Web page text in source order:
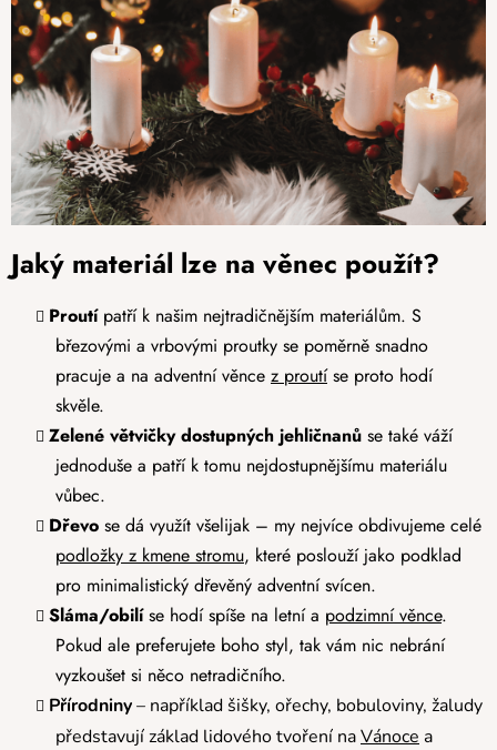
Jaký materiál lze na věnec použít?
Proutípatří k našim nejtradičnějším materiálům. S
březovými a vrbovými proutky se poměrně snadno
pracuje a na adventní věnce z proutíse proto hodí
skvěle.
Zelené větvičky dostupných jehličnanů se také váží
jednoduše a patří k tomu nejdostupnějšímu materiálu
vůbec.
Dřevo se dá využít všelijak – my nejvíce obdivujeme celé
podložky z kmene stromu, které poslouží jako podklad
pro minimalistický dřevěný adventní svícen.
Sláma/obilíse hodí spíše na letní a podzimní věnce.
Pokud ale preferujete boho styl, tak vám nic nebrání
vyzkoušet si něco netradičního.
Přírodniny– například šišky, ořechy, bobuloviny, žaludy
představují základ lidového tvoření naVánoce a